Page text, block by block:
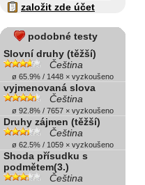
založit zde účet
podobné testy
Slovní druhy (těžší)
Čeština
ø 65.9% / 1448 × vyzkoušeno
vyjmenovaná slova
Čeština
ø 92.8% / 7657 × vyzkoušeno
Druhy zájmen (těžší)
Čeština
ø 62.5% / 1059 × vyzkoušeno
Shoda přísudku s
podmětem(3.)
Čeština